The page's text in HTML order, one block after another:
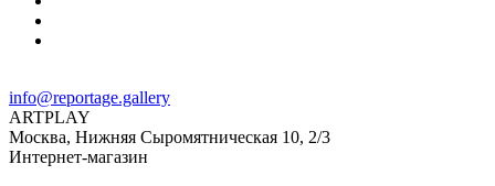
info@reportage.gallery
ARTPLAY
Москва, Нижняя Сыромятническая 10, 2/3
Интернет-магазин